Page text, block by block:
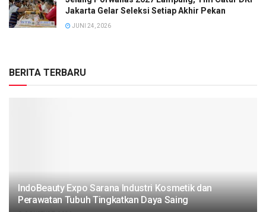
Jakarta Gelar Seleksi Setiap Akhir Pekan
JUNI 24, 2026
BERITA TERBARU
IndoBeauty Expo Sarana Industri Kosmetik dan
Perawatan Tubuh Tingkatkan Daya Saing